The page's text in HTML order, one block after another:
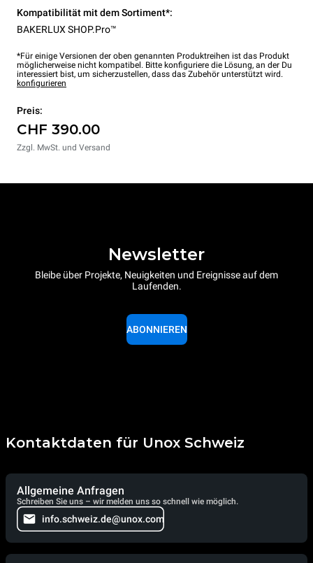
Kompatibilität mit dem Sortiment*:
BAKERLUX SHOP.Pro™
*Für einige Versionen der oben genannten Produktreihen ist das Produkt
möglicherweise nicht kompatibel. Bitte konfiguriere die Lösung, an der Du
interessiert bist, um sicherzustellen, dass das Zubehör unterstützt wird.
konfigurieren
Preis:
CHF 390.00
Zzgl. MwSt. und Versand
Newsletter
Bleibe über Projekte, Neuigkeiten und Ereignisse auf dem
Laufenden.
ABONNIEREN
Kontaktdaten für Unox Schweiz
Allgemeine Anfragen
Schreiben Sie uns – wir melden uns so schnell wie möglich.
info.schweiz.de@unox.com